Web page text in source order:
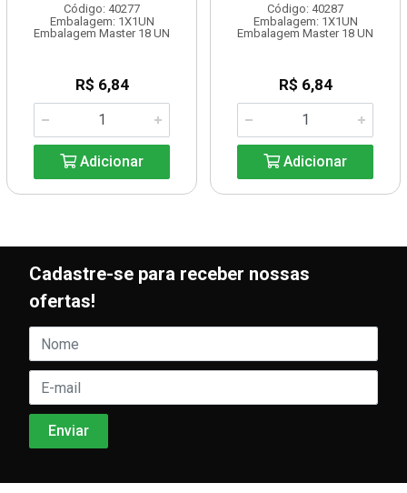
Código: 40277
Embalagem: 1X1UN
Embalagem Master 18 UN
R$ 6,84
Adicionar
Código: 40287
Embalagem: 1X1UN
Embalagem Master 18 UN
R$ 6,84
Adicionar
Cadastre-se para receber nossas
ofertas!